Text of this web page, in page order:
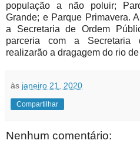
população a não poluir;
Grande; e Parque Primavera.
a Secretaria de Ordem
parceria com a Secretaria
realizarão a dragagem do rio
às janeiro 21, 2020
Compartilhar
Nenhum comentário: